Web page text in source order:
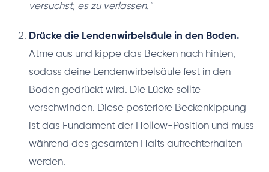
versuchst, es zu verlassen."
Drücke die Lendenwirbelsäule in den Boden.
Atme aus und kippe das Becken nach hinten,
sodass deine Lendenwirbelsäule fest in den
Boden gedrückt wird. Die Lücke sollte
verschwinden. Diese posteriore Beckenkippung
ist das Fundament der Hollow-Position und muss
während des gesamten Halts aufrechterhalten
werden.